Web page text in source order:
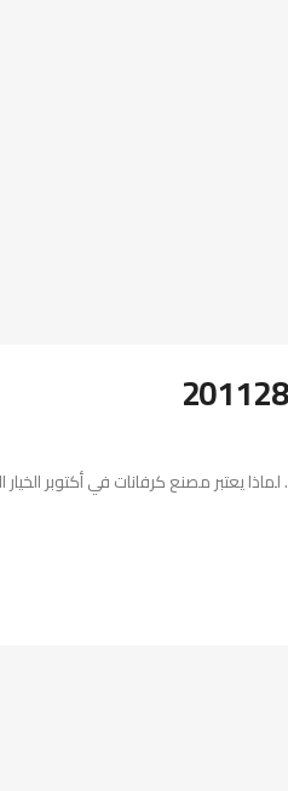
مصنع كرفانات في أكتوبر: كل ما تحتاج معرفته لشراء الكرفانات والحاويات